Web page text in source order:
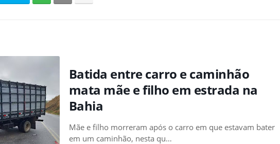
Batida entre carro e caminhão
mata mãe e filho em estrada na
Bahia
Mãe e filho morreram após o carro em que estavam bater
em um caminhão, nesta qu…